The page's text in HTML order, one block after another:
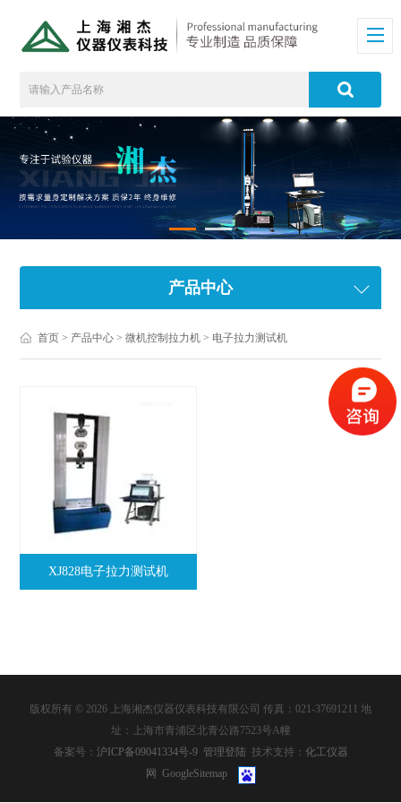
产品中心
首页 > 产品中心 >微机控制拉力机 > 电子拉力测试机
XJ828电子拉力测试机
版权所有 © 2026 上海湘杰仪器仪表科技有限公司 传真：021-37691211 地
址：上海市青浦区北青公路7523号A幢
备案号： 沪ICP备09041334号-9 管理登陆 技术支持： 化工仪器
网 GoogleSitemap